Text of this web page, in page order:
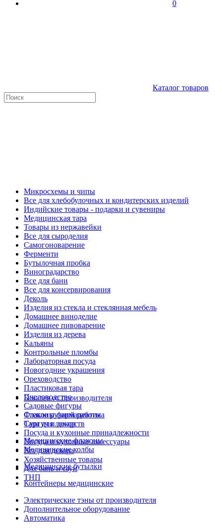
0
Каталог товаров
Микросхемы и чипы
Все для хлебобулочных и кондитерских изделий
Индийские товары - подарки и сувениры
Медицинская тара
Товары из нержавейки
Все для сыроделия
Самогоноварение
Ферменти
Бутылочная пробка
Виноградарство
Все для бани
Все для консервирования
Деколь
Изделия из стекла и стеклянная мебель
Домашнее виноделие
Домашнее пивоварение
Изделия из дерева
Кальяны
Контрольные пломбы
Лабораторная посуда
Новогодние украшения
Ореховодство
Пластиковая тара
Пчеловодство
Садовые фигуры
Стекло ручной работы
Сургуч и декор
Посуда и кухонные принадлежности
Посуда и кухонные аксессуары
Все для декора
Хозяйственные товары
Для бань и саун
ТНП
Бакалея от производителя
Флаконы фармацевтика
Тара для лекарств
Медицинские флаконы
Медицинские колбы
Медицинские бутылки
Контейнеры медицинские
Электрические тэны от производителя
Дополнительное оборудование
Автоматика